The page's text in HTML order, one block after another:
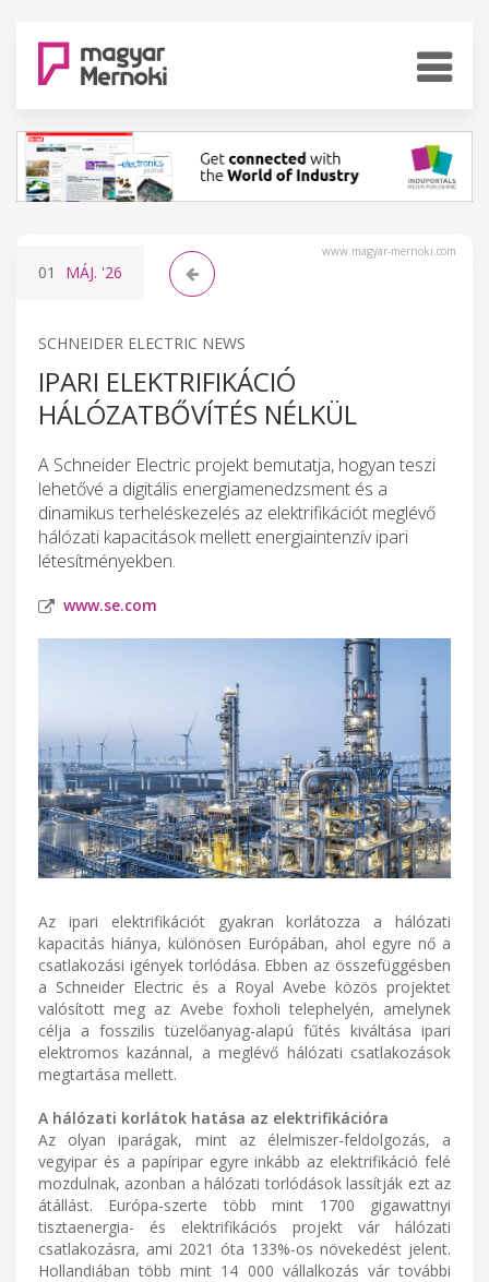
www.magyar-mernoki.com
01 MÁJ. '26
SCHNEIDER ELECTRIC NEWS
IPARI ELEKTRIFIKÁCIÓ
HÁLÓZATBŐVÍTÉS NÉLKÜL
A Schneider Electric projekt bemutatja, hogyan teszi
lehetővé a digitális energiamenedzsment és a
dinamikus terheléskezelés az elektrifikációt meglévő
hálózati kapacitások mellett energiaintenzív ipari
létesítményekben.
www.se.com
Az ipari elektrifikációt gyakran korlátozza a hálózati
kapacitás hiánya, különösen Európában, ahol egyre nő a
csatlakozási igények torlódása. Ebben az összefüggésben
a Schneider Electric és a Royal Avebe közös projektet
valósított meg az Avebe foxholi telephelyén, amelynek
célja a fosszilis tüzelőanyag-alapú fűtés kiváltása ipari
elektromos kazánnal, a meglévő hálózati csatlakozások
megtartása mellett.
A hálózati korlátok hatása az elektrifikációra
Az olyan iparágak, mint az élelmiszer-feldolgozás, a
vegyipar és a papíripar egyre inkább az elektrifikáció felé
mozdulnak, azonban a hálózati torlódások lassítják ezt az
átállást. Európa-szerte több mint 1700 gigawattnyi
tisztaenergia- és elektrifikációs projekt vár hálózati
csatlakozásra, ami 2021 óta 133%-os növekedést jelent.
Hollandiában több mint 14 000 vállalkozás vár további